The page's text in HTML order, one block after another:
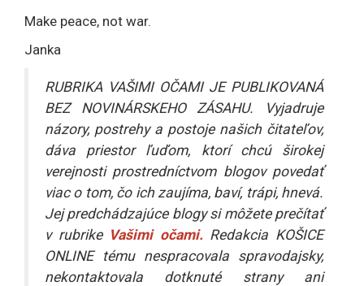
Make peace, not war.
Janka
RUBRIKA VAŠIMI OČAMI JE PUBLIKOVANÁ
BEZ NOVINÁRSKEHO ZÁSAHU. Vyjadruje
názory, postrehy a postoje našich čitateľov,
dáva priestor ľuďom, ktorí chcú širokej
verejnosti prostredníctvom blogov povedať
viac o tom, čo ich zaujíma, baví, trápi, hnevá.
Jej predchádzajúce blogy si môžete prečítať
v rubrike Vašimi očami. Redakcia KOŠICE
ONLINE tému nespracovala spravodajsky,
nekontaktovala dotknuté strany ani